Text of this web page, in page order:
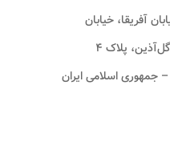
آفریقا، خیابان
گل‌آذین، پلاک ۴
– جمهوری اسلامی ایران